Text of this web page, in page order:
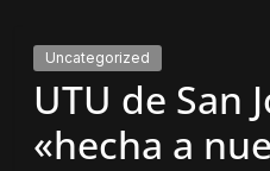
Uncategorized
UTU de San
«hecha a